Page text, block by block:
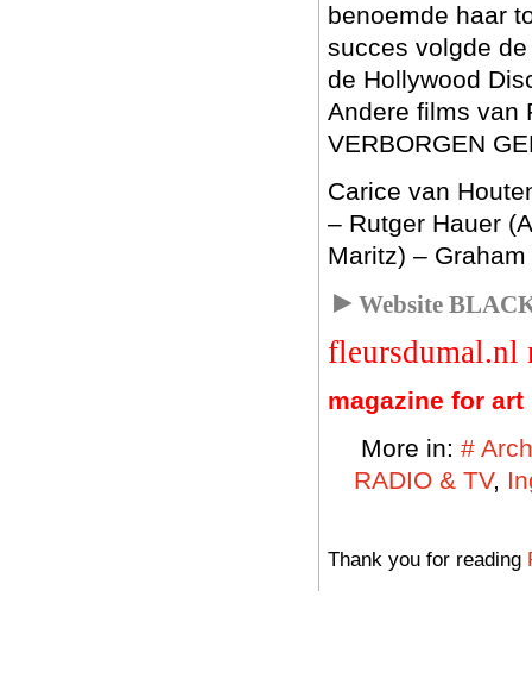
benoemde haar
succes volgde
de Hollywood
Andere films van
VERBORGEN
Carice van
– Rutger Hauer
Maritz) –
► Website
fleursdumal.nl
magazine for
More in: #
RADIO & TV,
Thank you for reading